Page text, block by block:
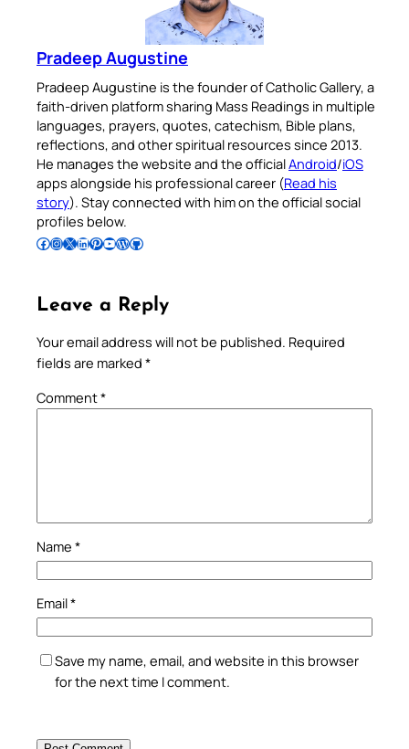
Pradeep Augustine
Pradeep Augustine is the founder of Catholic Gallery, a
faith-driven platform sharing Mass Readings in multiple
languages, prayers, quotes, catechism, Bible plans,
reflections, and other spiritual resources since 2013.
He manages the website and the officialAndroid/iOS
apps alongside his professional career (Read his
story). Stay connected with him on the official social
profiles below.
Follow Pradeep on Facebook Follow Pradeep on InstagramFollow Pradeep on X Follow Pradeep on LinkedIn Follow Pradeep on Pinterest Subscribe to Pradeep’s Youtube Channel Follow Pradeep on WordPress Follow Pradeep on GitHub
Leave a Reply
Your email address will not be published. Required
fields are marked *
Comment*
Name *
Email*
Save my name, email, and website in this browser
for the next time I comment.